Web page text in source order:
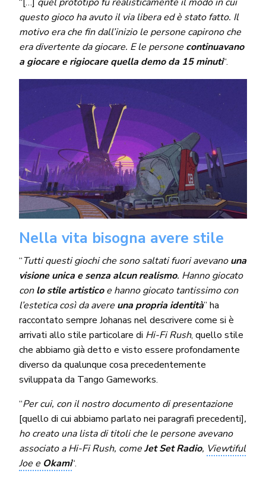
questo gioco ha avuto il via libera ed è stato fatto. Il
motivo era che fin dall’inizio le persone capirono che
era divertente da giocare. E le persone continuavano
a giocare e rigiocare quella demo da 15 minuti“.
Nella vita bisogna avere stile
“Tutti questi giochi che sono saltati fuori avevanouna
visione unica e senza alcun realismo. Hanno giocato
conlo stile artisticoe hanno giocato tantissimo con
l’estetica così da avere una propria identità” ha
raccontato sempre Johanas nel descrivere come si è
arrivati allo stile particolare di Hi-Fi Rush, quello stile
che abbiamo già detto e visto essere profondamente
diverso da qualunque cosa precedentemente
sviluppata da Tango Gameworks.
“Per cui, con il nostro documento di presentazione
[quello di cui abbiamo parlato nei paragrafi precedenti],
ho creato una lista di titoli che le persone avevano
associato a Hi-Fi Rush, comeJet Set Radio, Viewtiful
Joe e Okami“.